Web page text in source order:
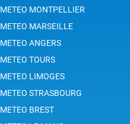
METEO MONTPELLIER
METEO MARSEILLE
METEO ANGERS
METEO TOURS
METEO LIMOGES
METEO STRASBOURG
METEO BREST